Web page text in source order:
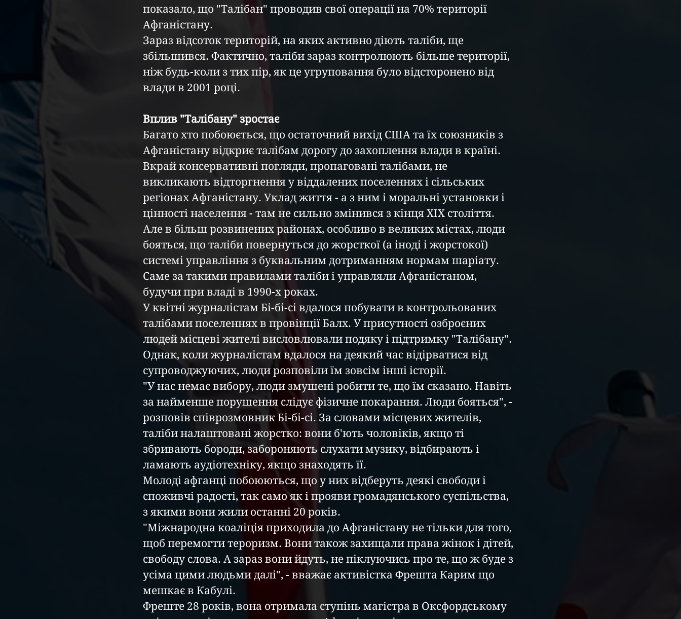
показало, що "Талібан" проводив свої операції на 70% території
Афганістану.
Зараз відсоток територій, на яких активно діють таліби, ще
збільшився. Фактично, таліби зараз контролюють більше території,
ніж будь-коли з тих пір, як це угруповання було відсторонено від
влади в 2001 році.
Вплив "Талібану" зростає
Багато хто побоюється, що остаточний вихід США та їх союзників з
Афганістану відкриє талібам дорогу до захоплення влади в країні.
Вкрай консервативні погляди, пропаговані талібами, не
викликають відторгнення у віддалених поселеннях і сільських
регіонах Афганістану. Уклад життя - а з ним і моральні установки і
цінності населення - там не сильно змінився з кінця XIX століття.
Але в більш розвинених районах, особливо в великих містах, люди
бояться, що таліби повернуться до жорсткої (а іноді і жорстокої)
системі управління з буквальним дотриманням нормам шаріату.
Саме за такими правилами таліби і управляли Афганістаном,
будучи при владі в 1990-х роках.
У квітні журналістам Бі-бі-сі вдалося побувати в контрольованих
талібами поселеннях в провінції Балх. У присутності озброєних
людей місцеві жителі висловлювали подяку і підтримку "Талібану".
Однак, коли журналістам вдалося на деякий час відірватися від
супроводжуючих, люди розповіли їм зовсім інші історії.
"У нас немає вибору, люди змушені робити те, що їм сказано. Навіть
за найменше порушення слідує фізичне покарання. Люди бояться", -
розповів співрозмовник Бі-бі-сі. За словами місцевих жителів,
таліби налаштовані жорстко: вони б'ють чоловіків, якщо ті
збривають бороди, забороняють слухати музику, відбирають і
ламають аудіотехніку, якщо знаходять її.
Молоді афганці побоюються, що у них відберуть деякі свободи і
споживчі радості, так само як і прояви громадянського суспільства,
з якими вони жили останні 20 років.
"Міжнародна коаліція приходила до Афганістану не тільки для того,
щоб перемогти тероризм. Вони також захищали права жінок і дітей,
свободу слова. А зараз вони йдуть, не піклуючись про те, що ж буде з
усіма цими людьми далі", - вважає активістка Фрешта Карим що
мешкає в Кабулі.
Фреште 28 років, вона отримала ступінь магістра в Оксфордському